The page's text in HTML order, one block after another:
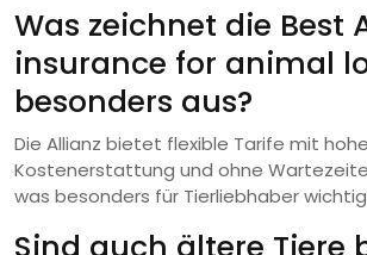
Was zeichnet die Best
insurance for animal
besonders aus?
Die Allianz bietet flexible Tarife mit
Kostenerstattung und ohne
was besonders für Tierliebhaber